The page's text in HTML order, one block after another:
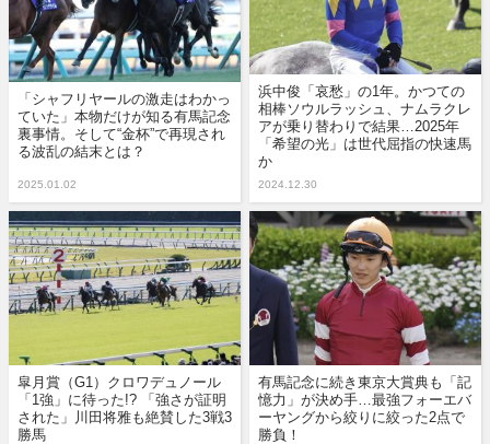
「シャフリヤールの激走はわかっ
ていた」本物だけが知る有馬記念
裏事情。そして“金杯”で再現され
る波乱の結末とは？
2025.01.02
浜中俊「哀愁」の1年。かつての
相棒ソウルラッシュ、ナムラクレ
アが乗り替わりで結果…2025年
「希望の光」は世代屈指の快速馬
か
2024.12.30
皐月賞（G1）クロワデュノール
「1強」に待った!? 「強さが証明
された」川田将雅も絶賛した3戦3
勝馬
有馬記念に続き東京大賞典も「記
憶力」が決め手…最強フォーエバ
ーヤングから絞りに絞った2点で
勝負！